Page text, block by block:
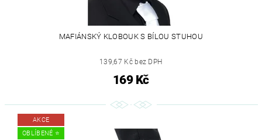
MAFIÁNSKÝ KLOBOUK S BÍLOU STUHOU
139,67 Kč bez DPH
169 Kč
AKCE
OBLÍBENÉ ⭐️